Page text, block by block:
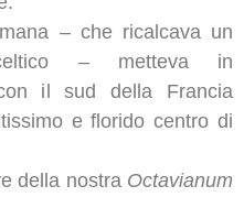
– che ricalcava un
– metteva in
il sud della Francia
e florido centro di
della nostra Octavianum